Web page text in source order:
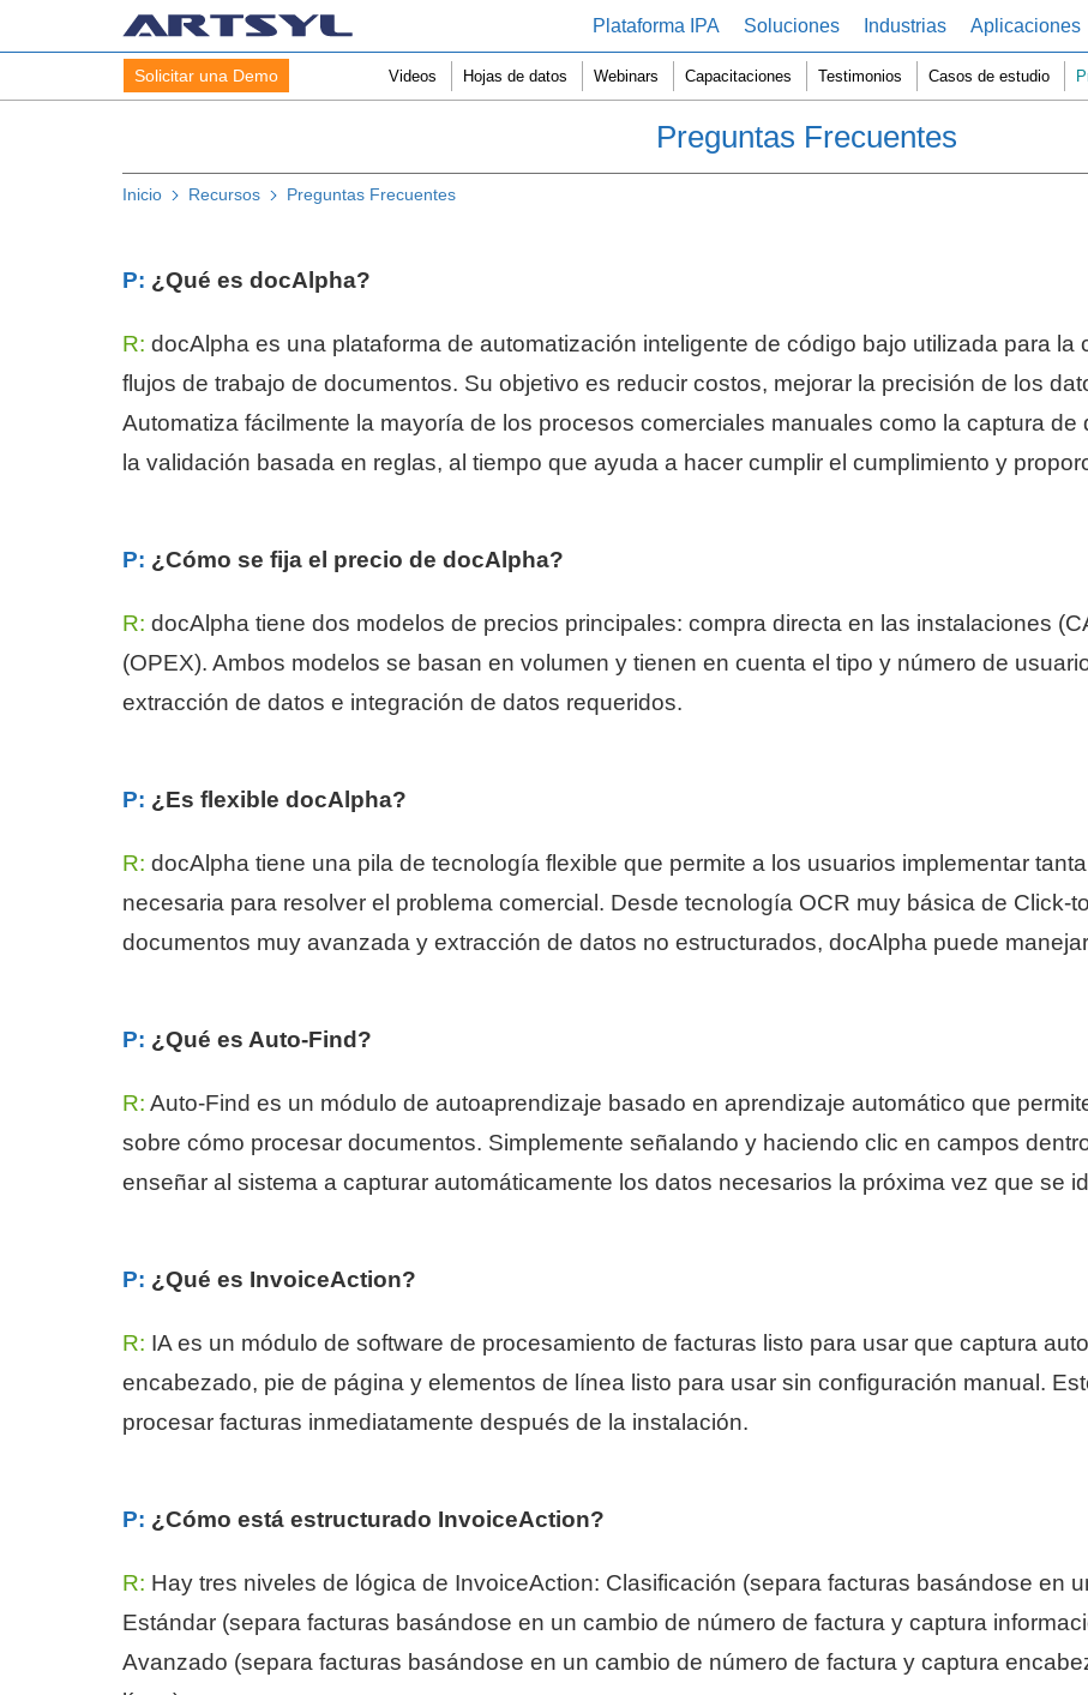
Solicitar una Demo
Plataforma IPA Soluciones Industrias Aplicaciones
Videos Hojas de datos Webinars Capacitaciones Testimonios Casos de estudio
Preguntas Frecuentes
Inicio Recursos Preguntas Frecuentes
P: ¿Qué es docAlpha?
R: docAlpha es una plataforma de automatización inteligente de código bajo utilizada para
flujos de trabajo de documentos. Su objetivo es reducir costos, mejorar la precisión de los
Automatiza fácilmente la mayoría de los procesos comerciales manuales como la captura
la validación basada en reglas, al tiempo que ayuda a hacer cumplir el cumplimiento y
P: ¿Cómo se fija el precio de docAlpha?
R: docAlpha tiene dos modelos de precios principales: compra directa en las instalaciones
(OPEX). Ambos modelos se basan en volumen y tienen en cuenta el tipo y número de
extracción de datos e integración de datos requeridos.
P: ¿Es flexible docAlpha?
R: docAlpha tiene una pila de tecnología flexible que permite a los usuarios implementar
necesaria para resolver el problema comercial. Desde tecnología OCR muy básica de Click-
documentos muy avanzada y extracción de datos no estructurados, docAlpha puede
P: ¿Qué es Auto-Find?
R: Auto-Find es un módulo de autoaprendizaje basado en aprendizaje automático que
sobre cómo procesar documentos. Simplemente señalando y haciendo clic en campos
enseñar al sistema a capturar automáticamente los datos necesarios la próxima vez que se
P: ¿Qué es InvoiceAction?
R: IA es un módulo de software de procesamiento de facturas listo para usar que captura
encabezado, pie de página y elementos de línea listo para usar sin configuración manual.
procesar facturas inmediatamente después de la instalación.
P: ¿Cómo está estructurado InvoiceAction?
R: Hay tres niveles de lógica de InvoiceAction: Clasificación (separa facturas basándose en
Estándar (separa facturas basándose en un cambio de número de factura y captura
Avanzado (separa facturas basándose en un cambio de número de factura y captura